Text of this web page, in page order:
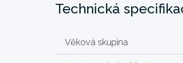
Technická
Věková skupina